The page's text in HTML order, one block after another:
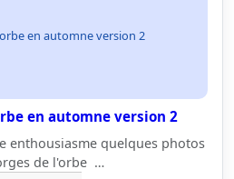
en automne version 2
en automne version 2
enthousiasme quelques photos
de l'orbe …